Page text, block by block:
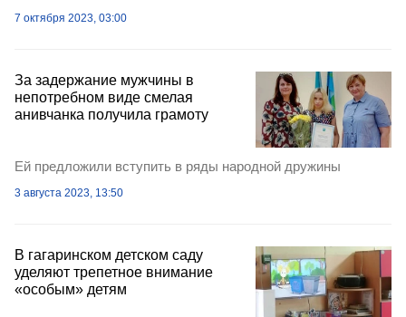
7 октября 2023, 03:00
За задержание мужчины в
непотребном виде смелая
анивчанка получила грамоту
Ей предложили вступить в ряды народной дружины
3 августа 2023, 13:50
В гагаринском детском саду
уделяют трепетное внимание
«особым» детям